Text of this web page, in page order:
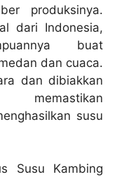
produksinya.
dari Indonesia,
buat
dan cuaca.
dan dibiakkan
memastikan
susu
Susu Kambing